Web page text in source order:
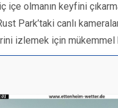
içe olmanın keyfini
Park’taki canlı
izlemek için mükemmel